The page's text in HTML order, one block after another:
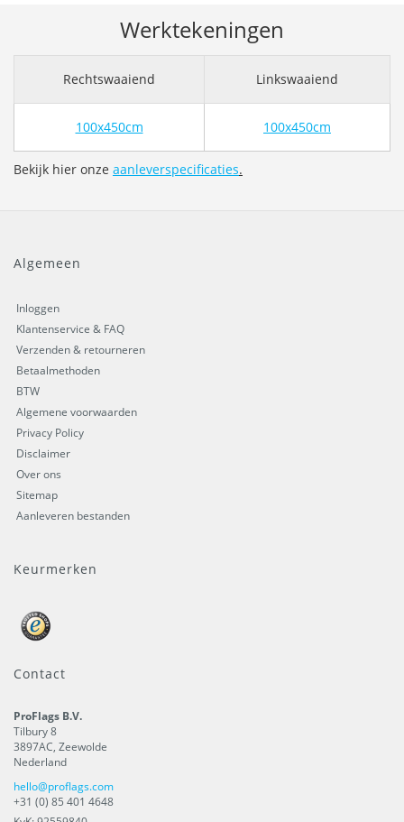
Werktekeningen
Rechtswaaiend Linkswaaiend
100x450cm 100x450cm
Bekijk hier onze aanleverspecificaties.
Algemeen
Inloggen
Klantenservice & FAQ
Verzenden & retourneren
Betaalmethoden
BTW
Algemene voorwaarden
Privacy Policy
Disclaimer
Over ons
Sitemap
Aanleveren bestanden
Keurmerken
Contact
ProFlags B.V.
Tilbury 8
3897AC, Zeewolde
Nederland
hello@proflags.com
+31 (0) 85 401 4648